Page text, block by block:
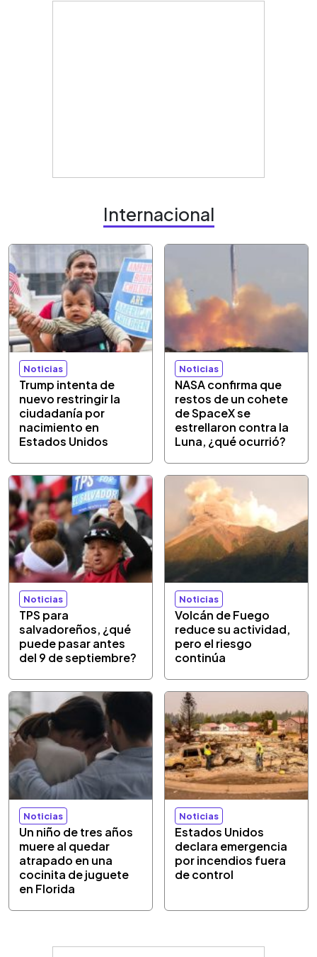
Internacional
Noticias
Trump intenta de
nuevo restringir la
ciudadanía por
nacimiento en
Estados Unidos
Noticias
NASA confirma que
restos de un cohete
de SpaceX se
estrellaron contra la
Luna, ¿qué ocurrió?
Noticias
TPS para
salvadoreños, ¿qué
puede pasar antes
del 9 de septiembre?
Noticias
Volcán de Fuego
reduce su actividad,
pero el riesgo
continúa
Noticias
Un niño de tres años
muere al quedar
atrapado en una
cocinita de juguete
en Florida
Noticias
Estados Unidos
declara emergencia
por incendios fuera
de control